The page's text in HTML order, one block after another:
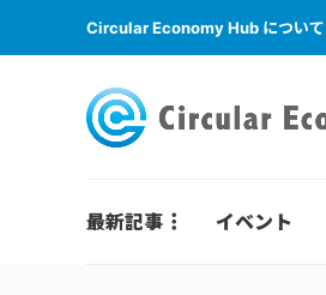
Circular Economy Hub について
最新記事 イベント